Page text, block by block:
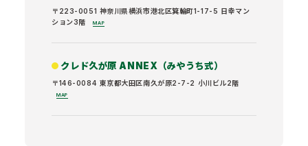
〒223-0051 神奈川県横浜市港北区箕輪町1-17-5 日幸マン
ション3階
MAP
クレド久が原 ANNEX（みやうち式）
〒146-0084 東京都大田区南久が原2-7-2 小川ビル2階
MAP